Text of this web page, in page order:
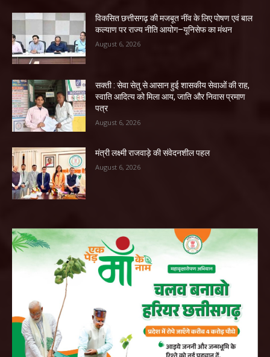
विकसित छत्तीसगढ़ की मजबूत नींव के लिए पोषण एवं बाल
कल्याण पर राज्य नीति आयोग–यूनिसेफ का मंथन
August 6, 2026
सक्ती : सेवा सेतु से आसान हुई शासकीय सेवाओं की राह,
स्वाति आदित्य को मिला आय, जाति और निवास प्रमाण
पत्र
August 6, 2026
मंत्री लक्ष्मी राजवाड़े की संवेदनशील पहल
August 6, 2026